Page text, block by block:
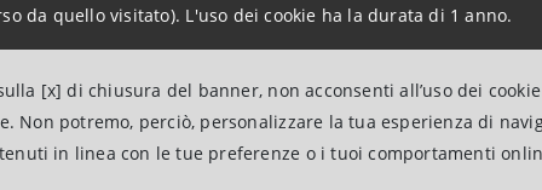
da quello visitato). L'uso dei cookie ha la durata di 1 anno.
[x] di chiusura del banner, non acconsenti all’uso dei
Non potremo, perciò, personalizzare la tua esperienza di
in linea con le tue preferenze o i tuoi comportamenti
Prorettore per la Ricerca Università LUISS Guido Carli
Sanpaolo, Laura Campanini, Serena Fumagalli e
hanno presentato i principali contenuti del Rapporto. È
di Claudio De Vincenti, Presidente Onorario
SpA e Presidente ALuiss, Giulia Gregori,